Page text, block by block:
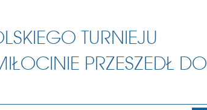
TURNIEJU
PRZESZEDŁ DO